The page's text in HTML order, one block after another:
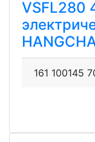
VSFL280
161 100145